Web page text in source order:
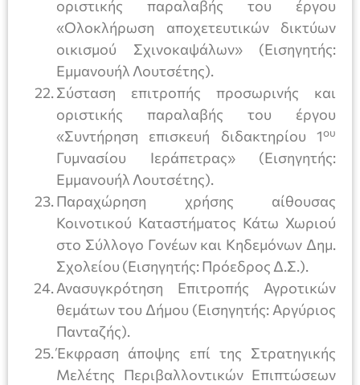
οριστικής παραλαβής του έργου
«Ολοκλήρωση αποχετευτικών δικτύων
οικισμού Σχινοκαψάλων» (Εισηγητής:
Εμμανουήλ Λουτσέτης).
Σύσταση επιτροπής προσωρινής και
οριστικής παραλαβής του έργου
«Συντήρηση επισκευή διδακτηρίου 1ου
Γυμνασίου Ιεράπετρας» (Εισηγητής:
Εμμανουήλ Λουτσέτης).
Παραχώρηση χρήσης αίθουσας
Κοινοτικού Καταστήματος Κάτω Χωριού
στο Σύλλογο Γονέων και Κηδεμόνων Δημ.
Σχολείου (Εισηγητής: Πρόεδρος Δ.Σ.).
Ανασυγκρότηση Επιτροπής Αγροτικών
θεμάτων του Δήμου (Εισηγητής: Αργύριος
Πανταζής).
Έκφραση άποψης επί της Στρατηγικής
Μελέτης Περιβαλλοντικών Επιπτώσεων